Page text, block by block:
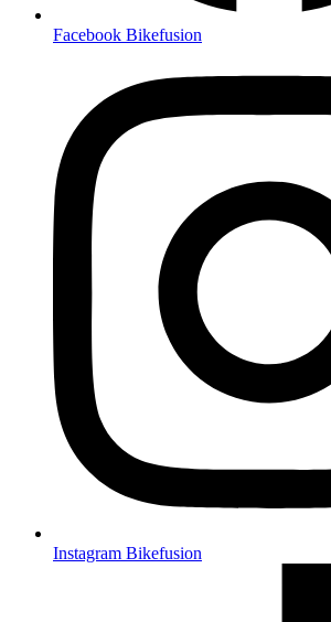
Facebook Bikefusion
Instagram Bikefusion